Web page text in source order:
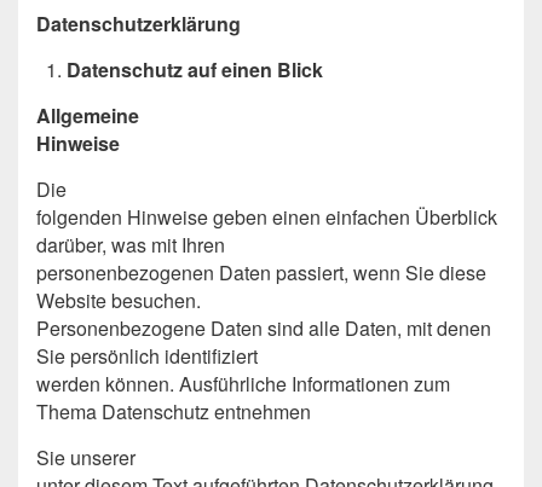
Datenschutzerklärung
Datenschutz auf einen Blick
Allgemeine
Hinweise
Die
folgenden Hinweise geben einen einfachen Überblick
darüber, was mit Ihren
personenbezogenen Daten passiert, wenn Sie diese
Website besuchen.
Personenbezogene Daten sind alle Daten, mit denen
Sie persönlich identifiziert
werden können. Ausführliche Informationen zum
Thema Datenschutz entnehmen
Sie unserer